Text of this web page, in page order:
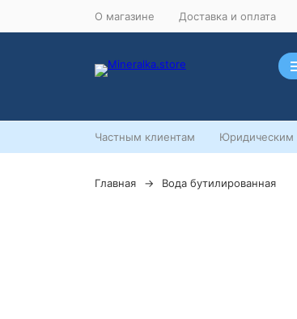
О магазине Доставка и оплата
Частным клиентам Юридическим
Главная Вода бутилированная